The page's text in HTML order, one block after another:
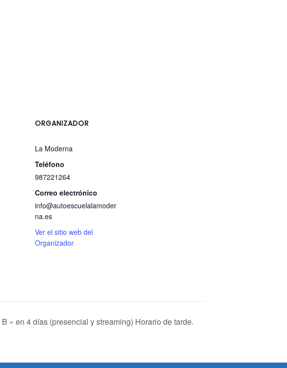
ORGANIZADOR
La Moderna
Teléfono
987221264
Correo electrónico
info@autoescuelalamoder
na.es
Ver el sitio web del
Organizador
» en 4 días (presencial y streaming) Horario de tarde.